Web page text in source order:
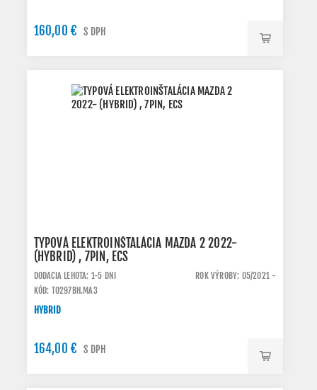
160,00 € S DPH
TYPOVÁ ELEKTROINŠTALÁCIA MAZDA 2 2022-
(HYBRID) , 7PIN, ECS
DODACIA LEHOTA: 1-5 DNI
ROK VÝROBY: 05/2021 -
KÓD: TO297BH.MA3
HYBRID
164,00 € S DPH